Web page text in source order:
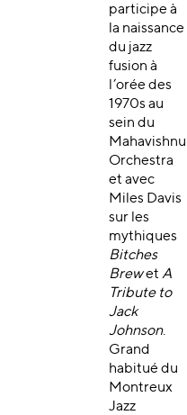
participe à
la naissance
du jazz
fusion à
l’orée des
1970s au
sein du
Mahavishnu
Orchestra
et avec
Miles Davis
sur les
mythiques
Bitches
BrewetA
Tribute to
Jack
Johnson.
Grand
habitué du
Montreux
Jazz